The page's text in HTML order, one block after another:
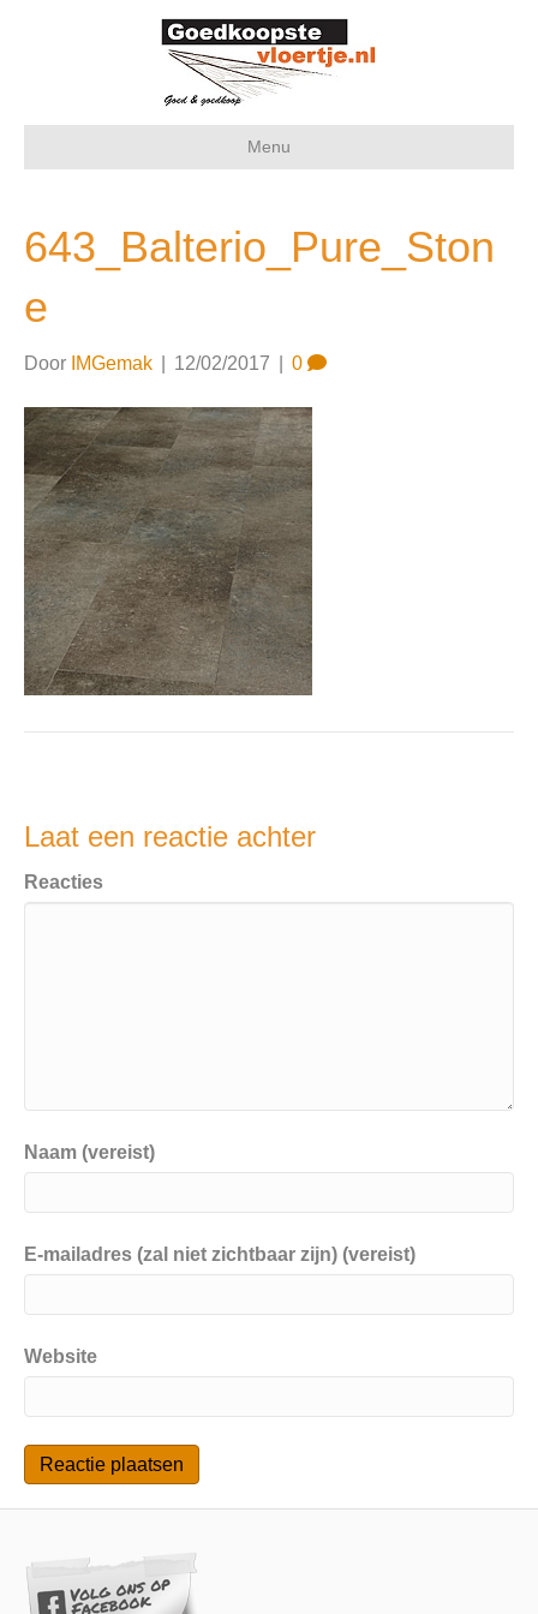
Menu
643_Balterio_Pure_Ston
e
Door IMGemak 12/02/2017 0
Laat een reactie achter
Reacties
Naam (vereist)
E-mailadres (zal niet zichtbaar zijn) (vereist)
Website